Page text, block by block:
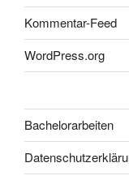
Kommentar-Feed
WordPress.org
Bachelorarbeiten